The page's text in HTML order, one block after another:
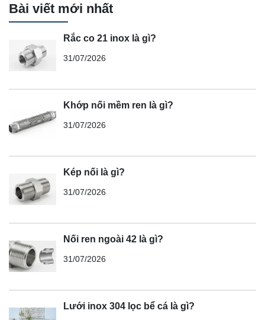
Bài viết mới nhất
Rắc co 21 inox là gì?
31/07/2026
Khớp nối mềm ren là gì?
31/07/2026
Kép nối là gì?
31/07/2026
Nối ren ngoài 42 là gì?
31/07/2026
Lưới inox 304 lọc bể cá là gì?